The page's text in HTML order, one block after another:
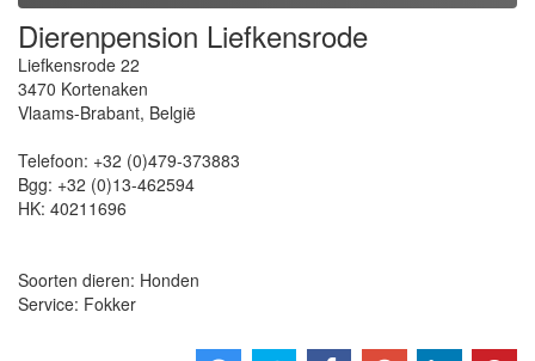
Dierenpension Liefkensrode
Liefkensrode 22
3470 Kortenaken
Vlaams-Brabant, België
Telefoon: +32 (0)479-373883
Bgg: +32 (0)13-462594
HK: 40211696
Soorten dieren: Honden
Service: Fokker